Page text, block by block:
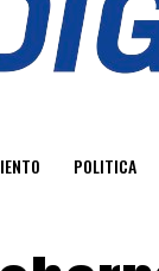
POLITICA